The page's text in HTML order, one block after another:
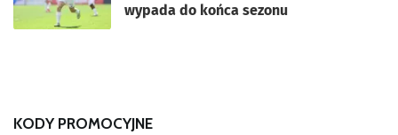
wypada do końca sezonu
KODY PROMOCYJNE